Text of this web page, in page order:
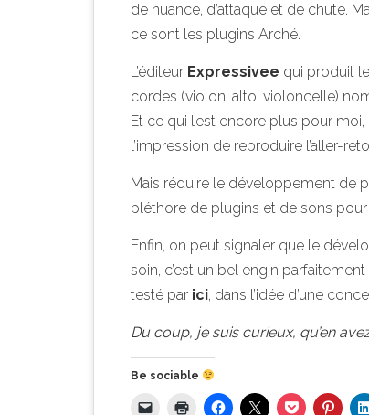
de nuance, d’attaque et de chute.
ce sont les plugins Arché.
L’éditeur Expressivee qui produit
cordes (violon, alto, violoncelle)
Et ce qui l’est encore plus pour
l’impression de reproduire l’aller-
Mais réduire le développement de
pléthore de plugins et de sons
Enfin, on peut signaler que le
soin, c’est un bel engin parfaitement
testé par ici, dans l’idée d’une
Du coup, je suis curieux, qu’en
Be sociable